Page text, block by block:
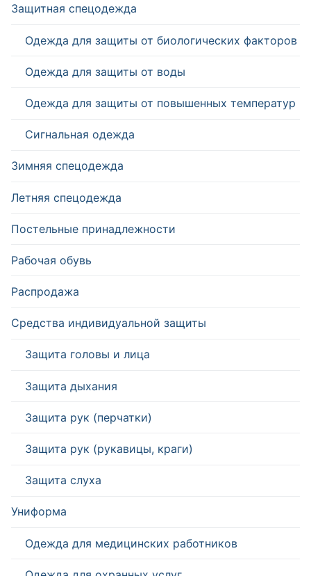
Защитная спецодежда
Одежда для защиты от биологических факторов
Одежда для защиты от воды
Одежда для защиты от повышенных температур
Сигнальная одежда
Зимняя спецодежда
Летняя спецодежда
Постельные принадлежности
Рабочая обувь
Распродажа
Средства индивидуальной защиты
Защита головы и лица
Защита дыхания
Защита рук (перчатки)
Защита рук (рукавицы, краги)
Защита слуха
Униформа
Одежда для медицинских работников